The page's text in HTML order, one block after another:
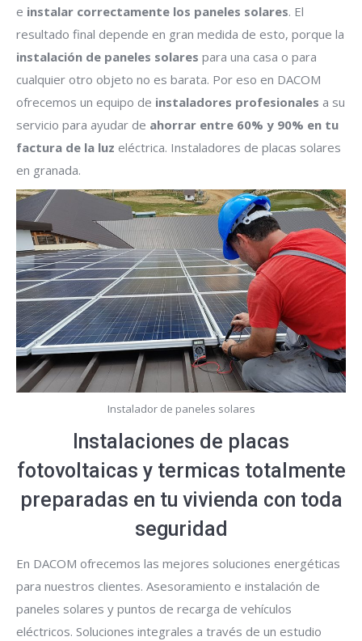
e instalar correctamente los paneles solares. El
resultado final depende en gran medida de esto, porque la
instalación de paneles solares para una casa o para
cualquier otro objeto no es barata. Por eso en DACOM
ofrecemos un equipo de instaladores profesionales a su
servicio para ayudar de ahorrar entre 60% y 90% en tu
factura de la luz eléctrica. Instaladores de placas solares
en granada.
Instalador de paneles solares
Instalaciones de placas
fotovoltaicas y termicas totalmente
preparadas en tu vivienda con toda
seguridad
En DACOM ofrecemos las mejores soluciones energéticas
para nuestros clientes. Asesoramiento e instalación de
paneles solares y puntos de recarga de vehículos
eléctricos. Soluciones integrales a través de un estudio